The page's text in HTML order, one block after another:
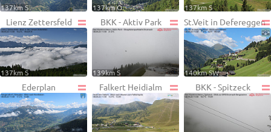
137km S 137km O 137km S
Lienz Zettersfeld
137km S
BKK - Aktiv Park
139km S
St.Veit in Defereggen
140km SW
Ederplan Falkert Heidialm BKK - Spitzeck